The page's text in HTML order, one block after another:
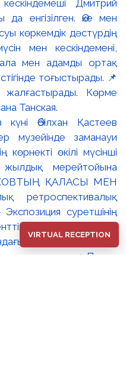
Әбілхан Қастеев
музейінде заманауи
көрнекті өкілі мүсінші
мерейтойына
ҚАЛАСЫ МЕН
ретроспективалық
суретшінің
туындыларынан
соңғы еңбектеріне
тоғыстырады. 🔸Павел
VIRTUAL RECEPTION